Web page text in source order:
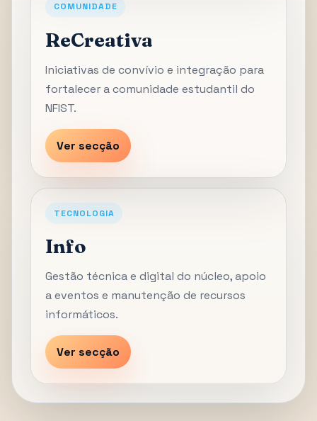
COMUNIDADE
ReCreativa
Iniciativas de convívio e integração para
fortalecer a comunidade estudantil do
NFIST.
Ver secção
TECNOLOGIA
Info
Gestão técnica e digital do núcleo, apoio
a eventos e manutenção de recursos
informáticos.
Ver secção